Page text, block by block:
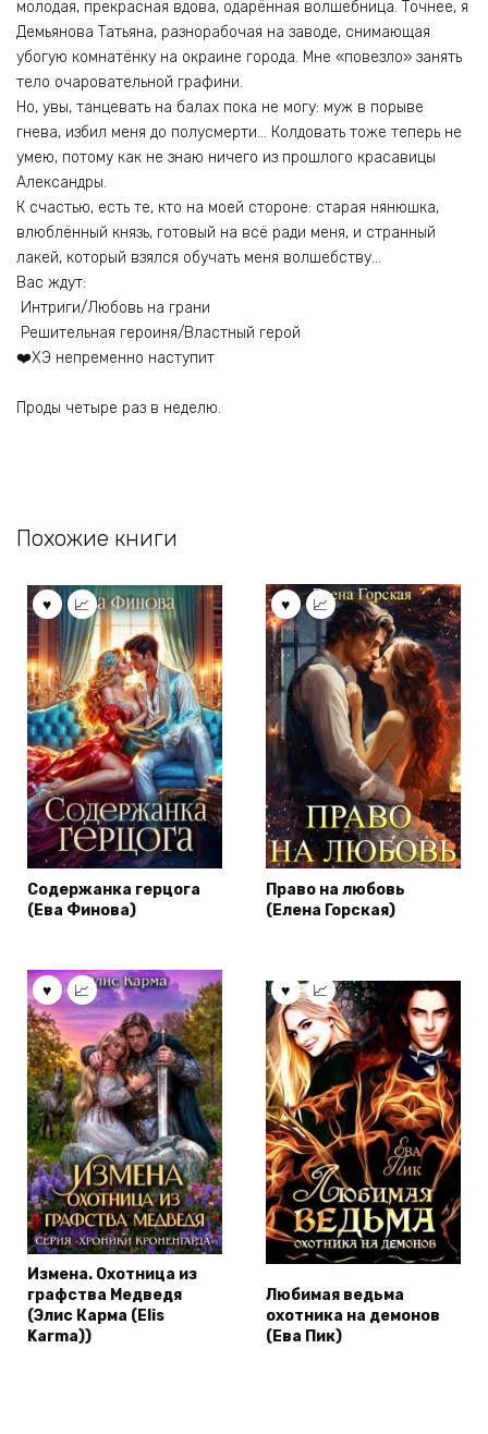
молодая, прекрасная вдова, одарённая волшебница. Точнее, я
Демьянова Татьяна, разнорабочая на заводе, снимающая
убогую комнатёнку на окраине города. Мне «повезло» занять
тело очаровательной графини.
Но, увы, танцевать на балах пока не могу: муж в порыве
гнева, избил меня до полусмерти… Колдовать тоже теперь не
умею, потому как не знаю ничего из прошлого красавицы
Александры.
К счастью, есть те, кто на моей стороне: старая нянюшка,
влюблённый князь, готовый на всё ради меня, и странный
лакей, который взялся обучать меня волшебству…
Вас ждут:
Интриги/Любовь на грани
Решительная героиня/Властный герой
‍❤️‍ХЭ непременно наступит
Проды четыре раз в неделю.
Похожие книги
Содержанка герцога
(Ева Финова)
Право на любовь
(Елена Горская)
Измена. Охотница из
графства Медведя
(Элис Карма (Elis
Karma))
Любимая ведьма
охотника на демонов
(Ева Пик)